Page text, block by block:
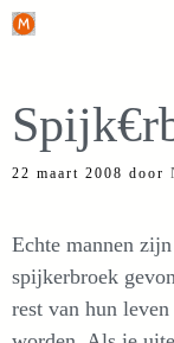
Ga
inhoud
22 maart 2008 door
Echte mannen
spijkerbroek
rest van hun